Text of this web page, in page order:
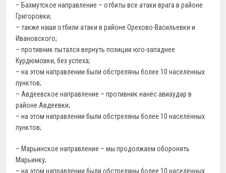
– Бахмутское направление – отбиты все атаки врага в районе
Григоровки;
– также наши отбили атаки в районе Орехово-Васильевки и
Ивановского;
– противник пытался вернуть позиции юго-западнее
Курдюмовки, без успеха;
– на этом направлении были обстреляны более 10 населённых
пунктов;
– Авдеевское направление – противник нанёс авиаудар в
районе Авдеевки;
– на этом направлении были обстреляны более 10 населённых
пунктов;
– Марьинское направление – мы продолжаем оборонять
Марьинку;
– на этом направлении были обстреляны более 10 населённых